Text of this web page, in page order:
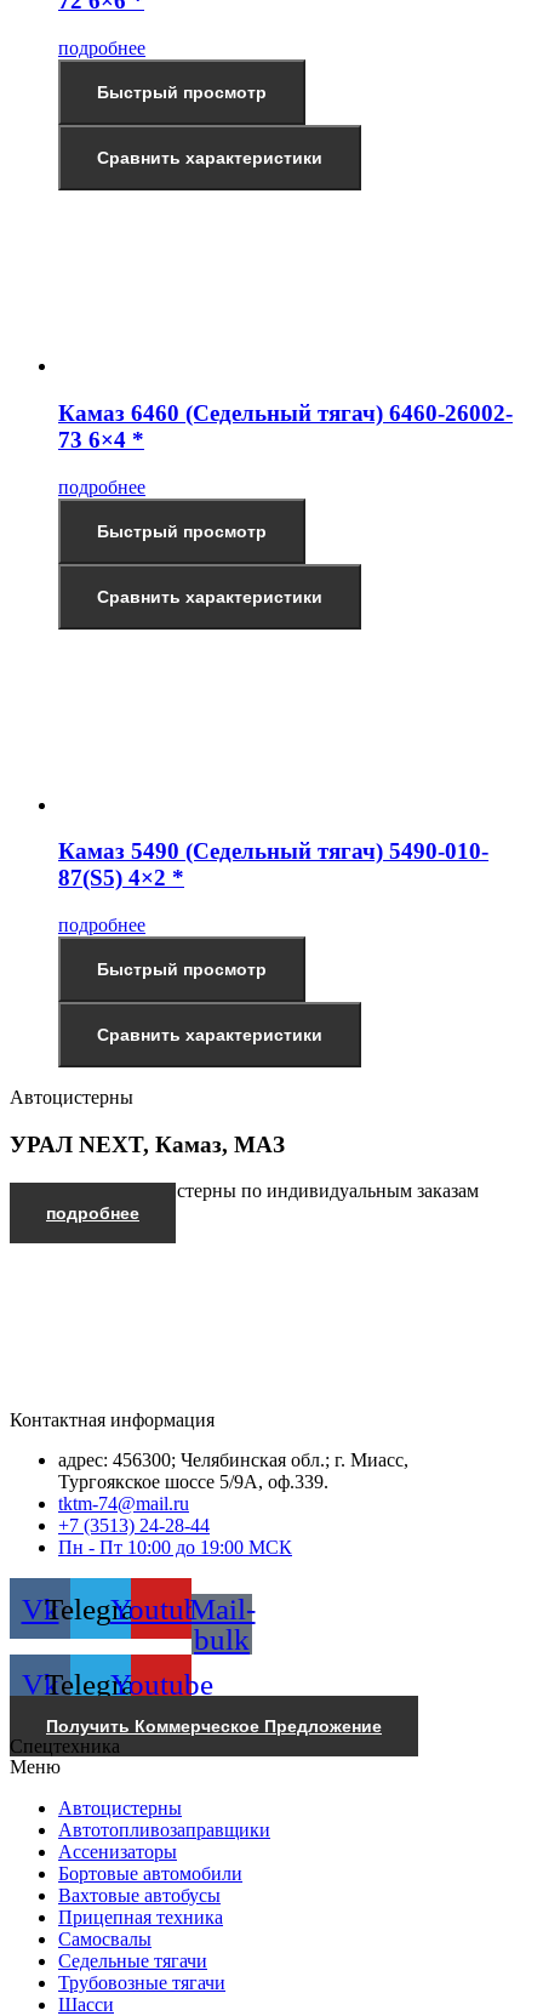
подробнее
Быстрый просмотр
Сравнить характеристики
Камаз 6460 (Седельный тягач) 6460-26002-
73 6×4 *
подробнее
Быстрый просмотр
Сравнить характеристики
Камаз 5490 (Седельный тягач) 5490-010-
87(S5) 4×2 *
подробнее
Быстрый просмотр
Сравнить характеристики
Автоцистерны
УРАЛ NEXT, Камаз, МАЗ
Производим автоцистерны по индивидуальным заказам
подробнее
Контактная информация
адрес: 456300; Челябинская обл.; г. Миасс,
Тургоякское шоссе 5/9А, оф.339.
tktm-74@mail.ru
+7 (3513) 24-28-44
Пн - Пт 10:00 до 19:00 МСК
VkTelegramYoutubeMail-
bulk
VkTelegramYoutube
Получить Коммерческое Предложение
Спецтехника
Меню
Автоцистерны
Автотопливозаправщики
Ассенизаторы
Бортовые автомобили
Вахтовые автобусы
Прицепная техника
Самосвалы
Седельные тягачи
Трубовозные тягачи
Шасси